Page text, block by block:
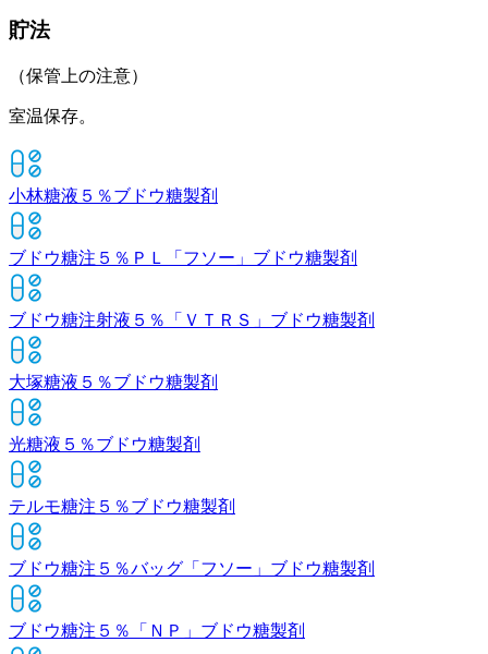
貯法
（保管上の注意）
室温保存。
小林糖液５％ブドウ糖製剤
ブドウ糖注５％ＰＬ「フソー」 ブドウ糖製剤
ブドウ糖注射液５％「ＶＴＲＳ」 ブドウ糖製剤
大塚糖液５％ブドウ糖製剤
光糖液５％ブドウ糖製剤
テルモ糖注５％ブドウ糖製剤
ブドウ糖注５％バッグ「フソー」 ブドウ糖製剤
ブドウ糖注５％「ＮＰ」 ブドウ糖製剤